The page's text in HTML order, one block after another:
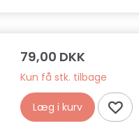
79,00 DKK
Kun få stk. tilbage
Læg i kurv